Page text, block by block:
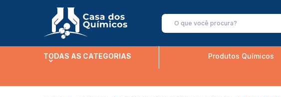
TODAS AS CATEGORIAS Produtos Químicos